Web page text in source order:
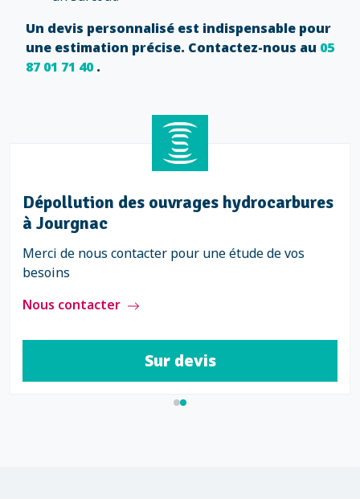
Un devis personnalisé est indispensable pour
une estimation précise. Contactez-nous au 05
87 01 71 40.
Dépollution des ouvrages hydrocarbures
à Jourgnac
Merci de nous contacter pour une étude de vos
besoins
Nous contacter
Sur devis